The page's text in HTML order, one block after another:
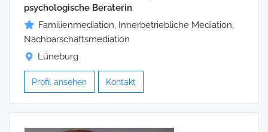
psychologische Beraterin
Familienmediation, Innerbetriebliche Mediation,
Nachbarschaftsmediation
Lüneburg
Profil ansehen Kontakt